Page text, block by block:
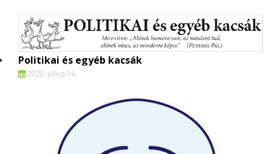
Politikai és egyéb kacsák
2020. július 16.